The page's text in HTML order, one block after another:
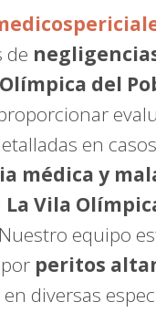
de
del
en
médica y
La Vila
equipo
peritos
diversas